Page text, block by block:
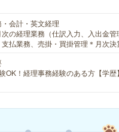
会計・英文経理
次の経理業務（仕訳入力、入出金
払業務、売掛・買掛管理＊月次
OK！経理事務経験のある方【学